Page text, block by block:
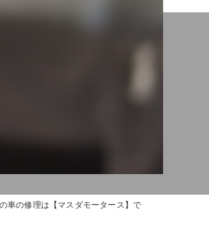
車の修理は【マスダモータース】で